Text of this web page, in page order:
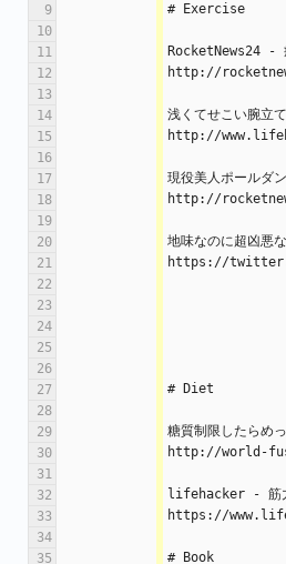
9
# Exercise
10
11
RocketNews24 -
12
http://
13
14
浅くてせこい腕立
15
http://
16
17
現役美人ポールダ
18
http://
19
20
地味なのに超凶悪
21
https://
22
23
24
25
26
27
# Diet
28
29
糖質制限したらめ
30
http://world-
31
32
lifehacker - 筋力
33
https://
34
35
# Book